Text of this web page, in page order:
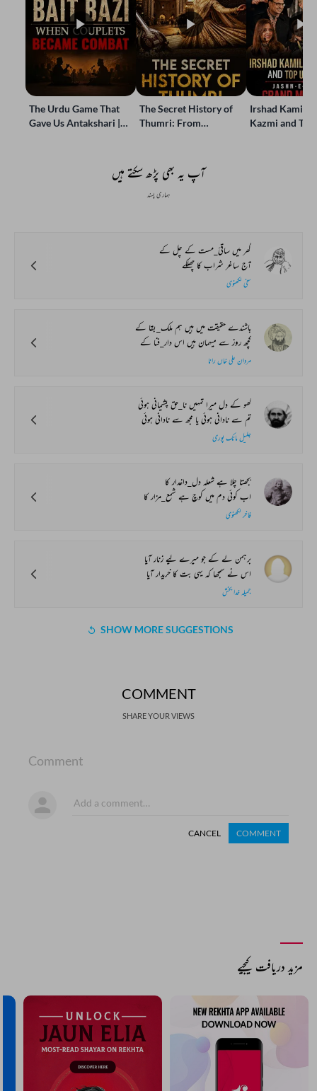
The Urdu Game That
Gave Us Antakshari |
The Secret History of
Thumri: From
Irshad Kamil,
Kazmi and
آپ یہ بھی پڑھ سکتے ہیں
ہماری پسند
گھر میں ساقیٔ_مست کے چل کے
آج ساغر شراب کا چھلکے
سخی لکھنوی
باشندے حقیقت میں ہیں ہم ملک_بقا کے
کچھ روز سے میہمان ہیں اس دار_فنا کے
مردان علی خاں رانا
کھو کے دل میرا تمہیں نا_حق پشیمانی ہوئی
تم سے نادانی ہوئی یا مجھ سے نادانی ہوئی
جلیل مانک پوری
بجھتا چلا ہے شعلہ دل_داغدار کا
اب کوئی دم میں کوچ ہے شمع_مزار کا
فاخر لکھنوی
برہمن لے کے جو میرے لیے زنار آیا
اس نے سمجھا کہ یہی بت کا خریدار آیا
جمیلہ خدا بخش
SHOW MORE SUGGESTIONS
COMMENT
SHARE YOUR VIEWS
Comment
CANCEL COMMENT
مزید دریافت کیجیے